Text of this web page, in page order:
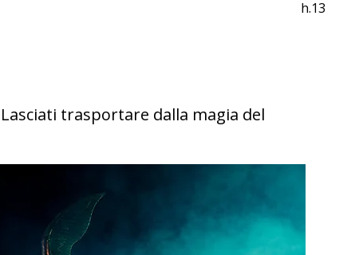
h.13
trasportare dalla magia del